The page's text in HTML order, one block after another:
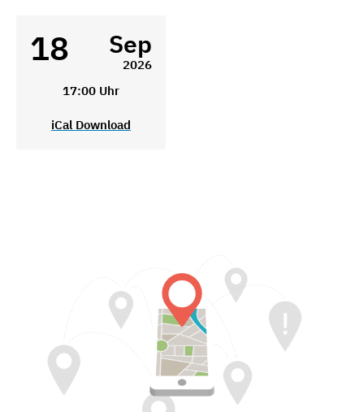
18 Sep
2026
17:00 Uhr
iCal Download